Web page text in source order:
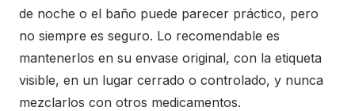
de noche o el baño puede parecer práctico, pero
no siempre es seguro. Lo recomendable es
mantenerlos en su envase original, con la etiqueta
visible, en un lugar cerrado o controlado, y nunca
mezclarlos con otros medicamentos.